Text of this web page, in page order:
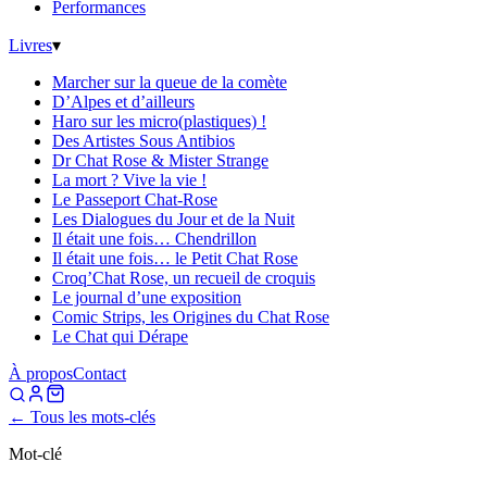
Performances
Livres▾
Marcher sur la queue de la comète
D’Alpes et d’ailleurs
Haro sur les micro(plastiques) !
Des Artistes Sous Antibios
Dr Chat Rose & Mister Strange
La mort ? Vive la vie !
Le Passeport Chat-Rose
Les Dialogues du Jour et de la Nuit
Il était une fois… Chendrillon
Il était une fois… le Petit Chat Rose
Croq’Chat Rose, un recueil de croquis
Le journal d’une exposition
Comic Strips, les Origines du Chat Rose
Le Chat qui Dérape
À proposContact
← Tous les mots-clés
Mot-clé